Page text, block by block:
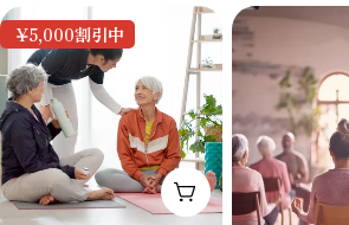
¥5,000割引中
カートに追加